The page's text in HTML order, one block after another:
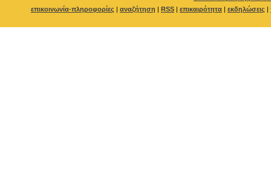
επικοινωνία-πληροφορίες | αναζήτηση | RSS | επικαιρότητα | εκδηλώσεις |